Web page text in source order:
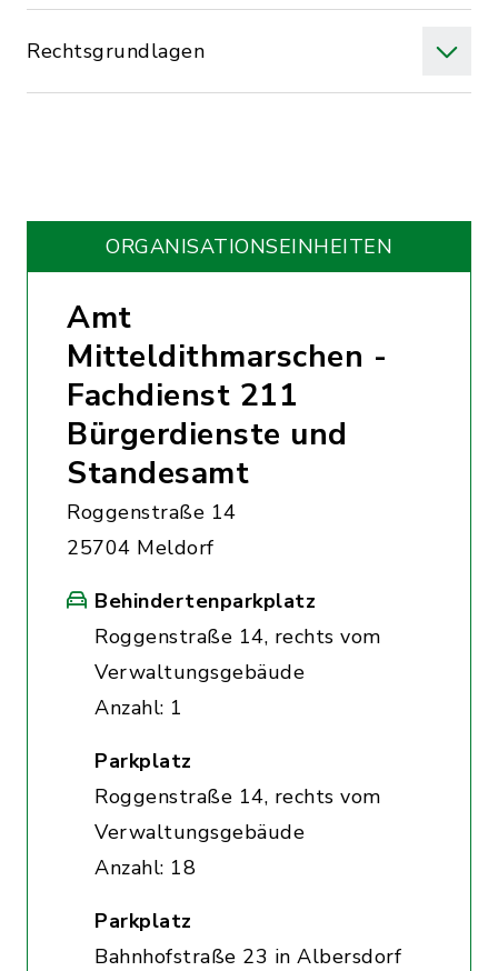
Rechtsgrundlagen
ORGANISATIONS­EINHEITEN
Amt
Mitteldithmarschen -
Fachdienst 211
Bürgerdienste und
Standesamt
Roggenstraße 14
25704 Meldorf
Behindertenparkplatz
Roggenstraße 14, rechts vom
Verwaltungsgebäude
Anzahl: 1
Parkplatz
Roggenstraße 14, rechts vom
Verwaltungsgebäude
Anzahl: 18
Parkplatz
Bahnhofstraße 23 in Albersdorf